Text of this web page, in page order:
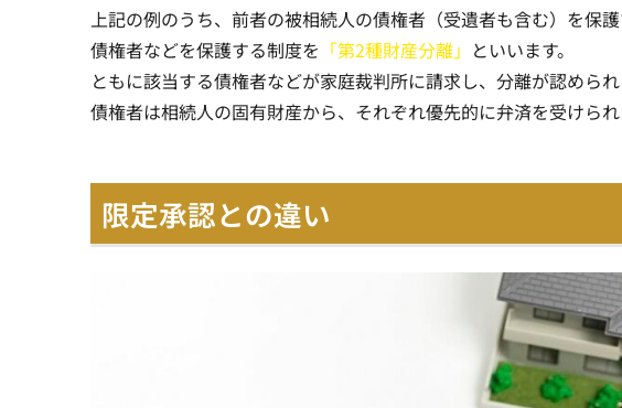
上記の例のうち、前者の被相続人の債権者（受遺者も含む）を保
債権者などを保護する制度を 「第2種財産分離」 といいます。
ともに該当する債権者などが家庭裁判所に請求し、分離が認めら
債権者は相続人の固有財産から、それぞれ優先的に弁済を受けら
限定承認との違い